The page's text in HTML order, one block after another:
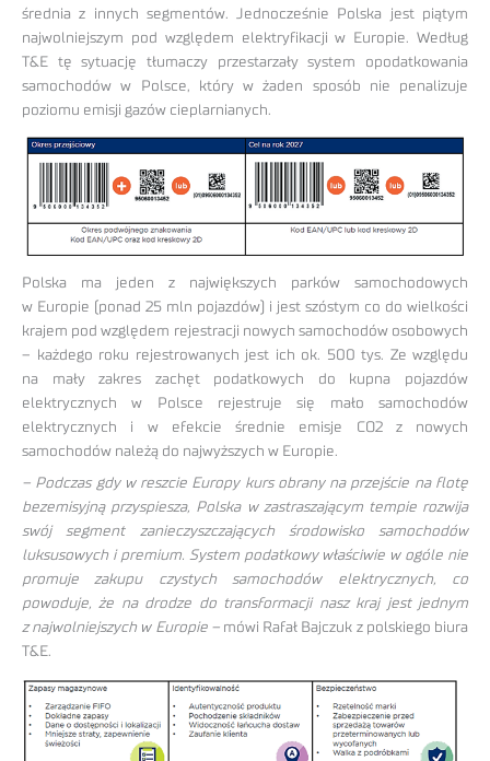
średnia z innych segmentów. Jednocześnie Polska jest piątym
najwolniejszym pod względem elektryfikacji w Europie. Według
T&E tę sytuację tłumaczy przestarzały system opodatkowania
samochodów w Polsce, który w żaden sposób nie penalizuje
poziomu emisji gazów cieplarnianych.
Polska ma jeden z największych parków samochodowych
w Europie (ponad 25 mln pojazdów) i jest szóstym co do wielkości
krajem pod względem rejestracji nowych samochodów osobowych
– każdego roku rejestrowanych jest ich ok. 500 tys. Ze względu
na mały zakres zachęt podatkowych do kupna pojazdów
elektrycznych w Polsce rejestruje się mało samochodów
elektrycznych i w efekcie średnie emisje CO2 z nowych
samochodów należą do najwyższych w Europie.
– Podczas gdy w reszcie Europy kurs obrany na przejście na flotę
bezemisyjną przyspiesza, Polska w zastraszającym tempie rozwija
swój segment zanieczyszczających środowisko samochodów
luksusowych i premium. System podatkowy właściwie w ogóle nie
promuje zakupu czystych samochodów elektrycznych, co
powoduje, że na drodze do transformacji nasz kraj jest jednym
z najwolniejszych w Europie –mówi Rafał Bajczuk z polskiego biura
T&E.